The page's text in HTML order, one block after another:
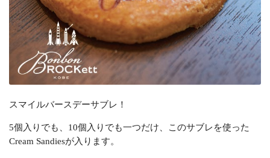
スマイルバースデーサブレ！
5個入りでも、10個入りでも一つだけ、このサブレを使った
Cream Sandiesが入ります。